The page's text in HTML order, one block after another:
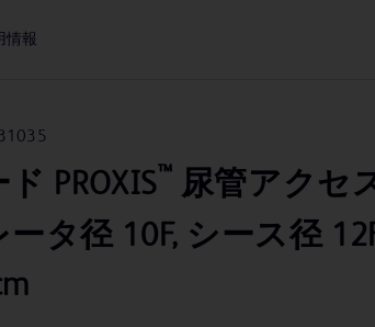
情報
PROXIS™ 尿管アクセ
ータ径 10F, シース径